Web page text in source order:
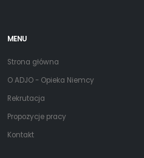
MENU
Strona główna
O ADJO - Opieka Niemcy
Rekrutacja
Propozycje pracy
Kontakt